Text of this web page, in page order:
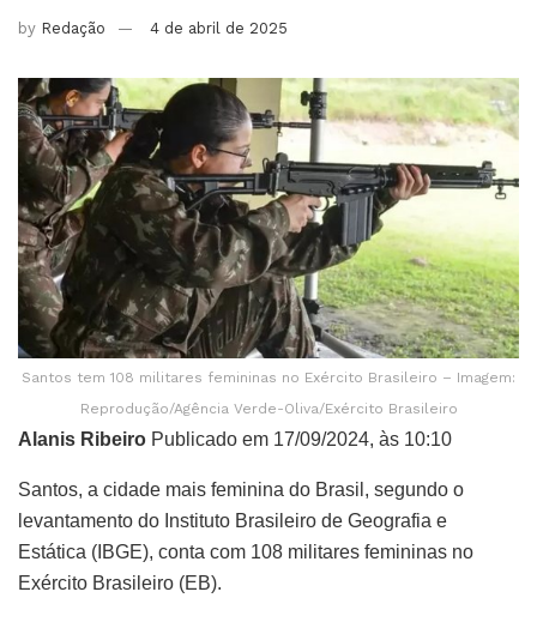
by Redação 4 de abril de 2025
Santos tem 108 militares femininas no Exército Brasileiro – Imagem:
Reprodução/Agência Verde-Oliva/Exército Brasileiro
Alanis Ribeiro Publicado em 17/09/2024, às 10:10
Santos, a cidade mais feminina do Brasil, segundo o
levantamento do Instituto Brasileiro de Geografia e
Estática (IBGE), conta com 108 militares femininas no
Exército Brasileiro (EB).